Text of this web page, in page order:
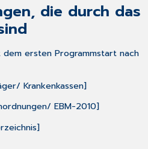
die durch das
ersten Programmstart nach
Krankenkassen]
EBM-2010]
]